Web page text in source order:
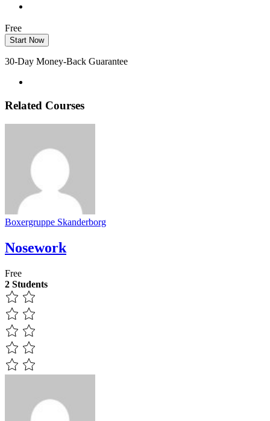
Free
Start Now
30-Day Money-Back Guarantee
Related Courses
Boxergruppe Skanderborg
Nosework
Free
2 Students